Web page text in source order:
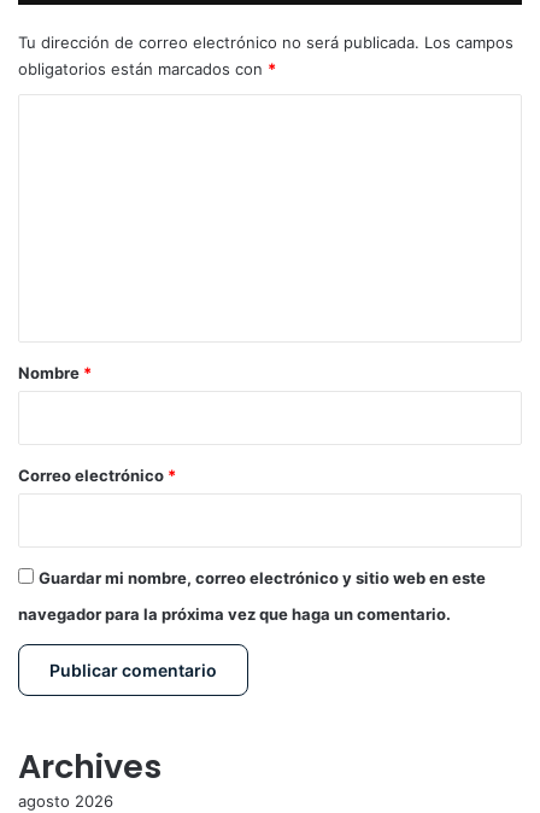
Tu dirección de correo electrónico no será publicada. Los campos
obligatorios están marcados con *
r
*
Nombre *
Correo electrónico *
Guardar mi nombre, correo electrónico y sitio web en este
navegador para la próxima vez que haga un comentario.
Archives
agosto 2026